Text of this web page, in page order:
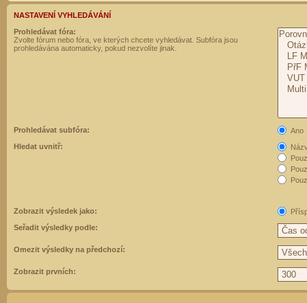
NASTAVENÍ VYHLEDÁVÁNÍ
Prohledávat fóra:
Zvolte fórum nebo fóra, ve kterých chcete vyhledávat. Subfóra jsou
prohledávána automaticky, pokud nezvolíte jinak.
Prohledávat subfóra:
Ano
Hledat uvnitř:
Zobrazit výsledek jako:
Seřadit výsledky podle:
Omezit výsledky na předchozí:
Zobrazit prvních: